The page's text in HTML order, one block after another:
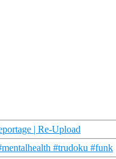
| Re-Upload
#trudoku #funk